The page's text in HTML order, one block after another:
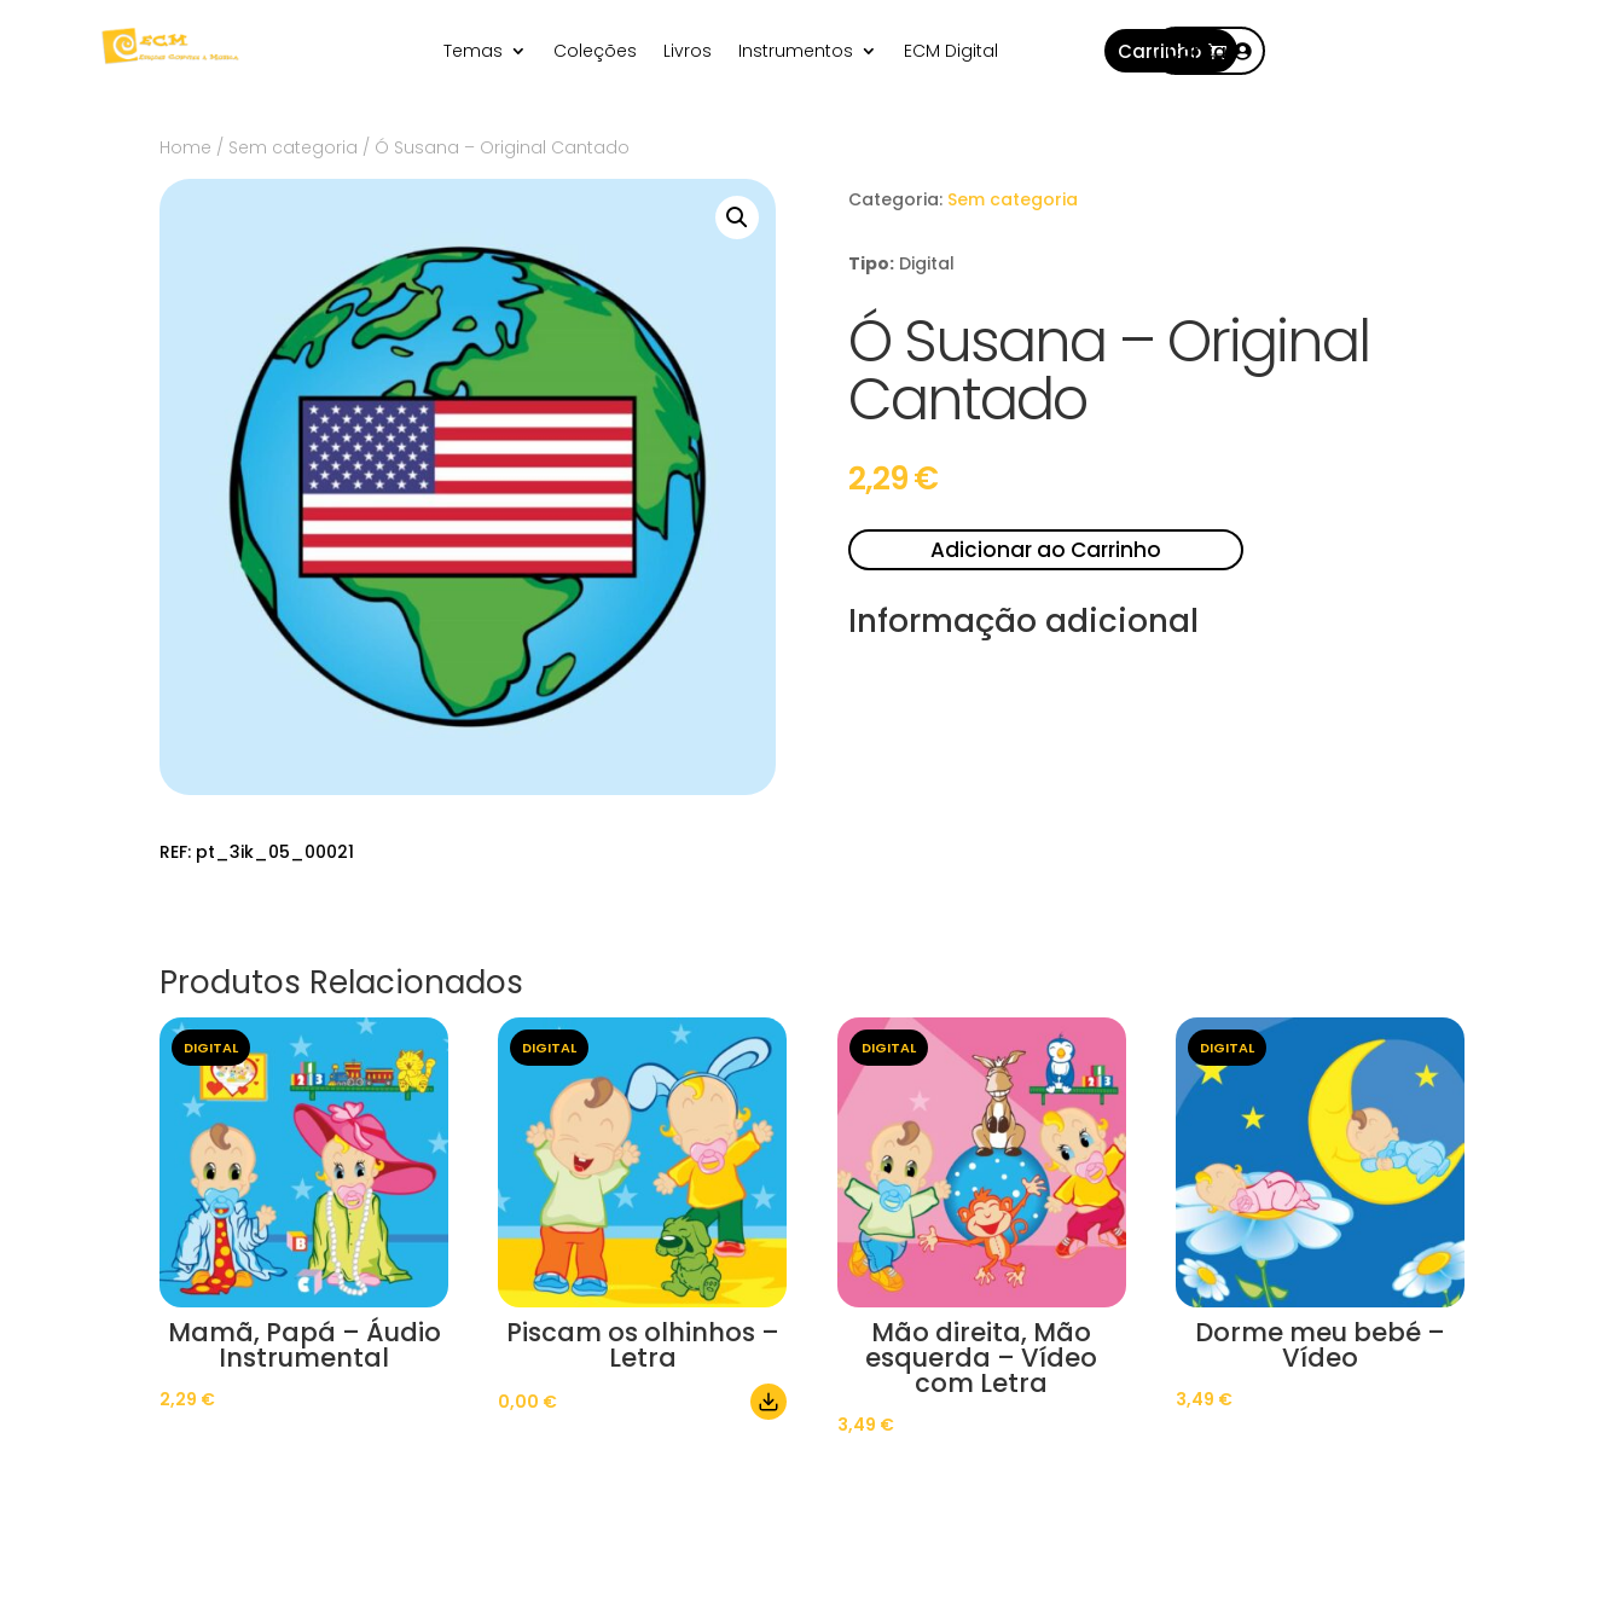
Temas Coleções Livros Instrumentos ECM Digital Carrinho
Conta
Home / Sem categoria / Ó Susana – Original Cantado
REF: pt_3ik_05_00021
Categoria: Sem categoria
Tipo: Digital
Ó Susana – Original
Cantado
2,29€
Adicionar ao Carrinho
Informação adicional
Produtos Relacionados
DIGITAL
Mamã, Papá – Áudio
Instrumental
2,29 €
DIGITAL
Piscam os olhinhos –
Letra
0,00 €
DIGITAL
Mão direita, Mão
esquerda – Vídeo
com Letra
3,49 €
DIGITAL
Dorme meu bebé –
Vídeo
3,49 €